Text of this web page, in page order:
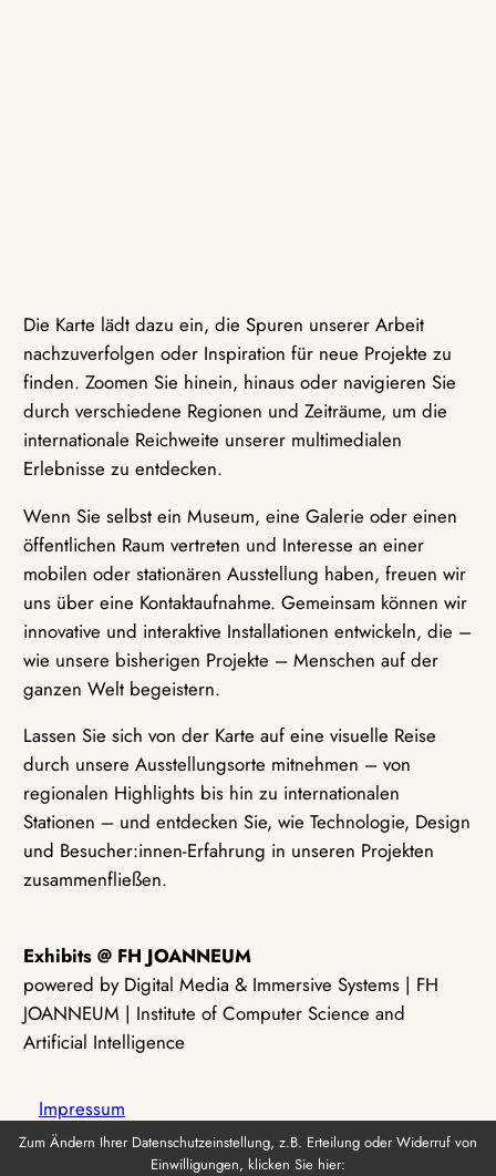
Die Karte lädt dazu ein, die Spuren unserer Arbeit
nachzuverfolgen oder Inspiration für neue Projekte zu
finden. Zoomen Sie hinein, hinaus oder navigieren Sie
durch verschiedene Regionen und Zeiträume, um die
internationale Reichweite unserer multimedialen
Erlebnisse zu entdecken.
Wenn Sie selbst ein Museum, eine Galerie oder einen
öffentlichen Raum vertreten und Interesse an einer
mobilen oder stationären Ausstellung haben, freuen wir
uns über eine Kontaktaufnahme. Gemeinsam können wir
innovative und interaktive Installationen entwickeln, die –
wie unsere bisherigen Projekte – Menschen auf der
ganzen Welt begeistern.
Lassen Sie sich von der Karte auf eine visuelle Reise
durch unsere Ausstellungsorte mitnehmen – von
regionalen Highlights bis hin zu internationalen
Stationen – und entdecken Sie, wie Technologie, Design
und Besucher:innen-Erfahrung in unseren Projekten
zusammenfließen.
Exhibits @ FH JOANNEUM
powered by Digital Media & Immersive Systems | FH
JOANNEUM | Institute of Computer Science and
Artificial Intelligence
Impressum
Zum Ändern Ihrer Datenschutzeinstellung, z.B. Erteilung oder Widerruf von
Einwilligungen, klicken Sie hier: